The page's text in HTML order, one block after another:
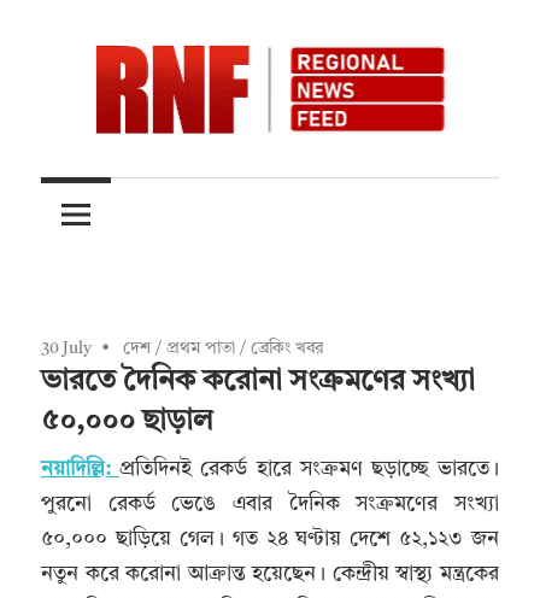
content
RNFnews.in
over
Quantity
30 July দেশ / প্রথম পাতা / ব্রেকিং খবর
ভারতে দৈনিক করোনা সংক্রমণের সংখ্যা
৫০,০০০ ছাড়াল
নয়াদিল্লি:প্রতিদিনই রেকর্ড হারে সংক্রমণ ছড়াচ্ছে ভারতে।
পুরনো রেকর্ড ভেঙে এবার দৈনিক সংক্রমণের সংখ্যা
৫০,০০০ ছাড়িয়ে গেল। গত ২৪ ঘণ্টায় দেশে ৫২,১২৩ জন
নতুন করে করোনা আক্রান্ত হয়েছেন। কেন্দ্রীয় স্বাস্থ্য মন্ত্রকের